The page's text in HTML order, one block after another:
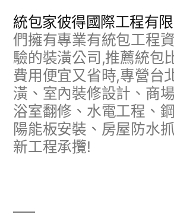
統包家彼得國際工程有
們擁有專業有統包工程
驗的裝潢公司,推薦統包
費用便宜又省時,專營台
潢、室內裝修設計、商
浴室翻修、水電工程、
陽能板安裝、房屋防水
新工程承攬!